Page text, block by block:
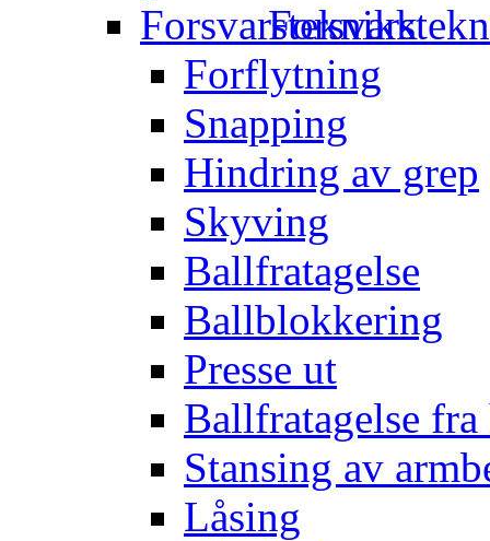
Forflytning
Snapping
Hindring av grep
Skyving
Ballfratagelse
Ballblokkering
Presse ut
Ballfratagelse fra
Stansing av
Låsing